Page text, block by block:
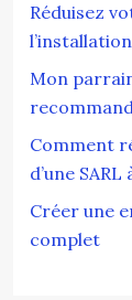
Réduisez
Mon
Comment
d’une SARL
Créer une
complet